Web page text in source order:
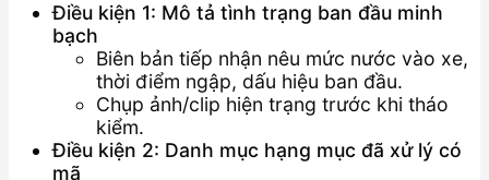
Điều kiện 1: Mô tả tình trạng ban đầu minh
bạch
Biên bản tiếp nhận nêu mức nước vào xe,
thời điểm ngập, dấu hiệu ban đầu.
Chụp ảnh/clip hiện trạng trước khi tháo
kiểm.
Điều kiện 2: Danh mục hạng mục đã xử lý có
mã